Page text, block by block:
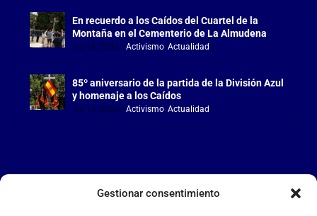
Gestionar consentimiento
En recuerdo a los Caídos del Cuartel de la
Montaña en el Cementerio de La Almudena
Jul 18, 2026 |Activismo ,Actualidad
85º aniversario de la partida de la División Azul
y homenaje a los Caídos
Jul 15, 2026 |Activismo ,Actualidad
LA FALANGE